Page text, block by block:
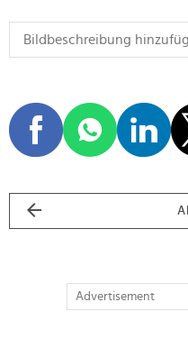
Advertisement